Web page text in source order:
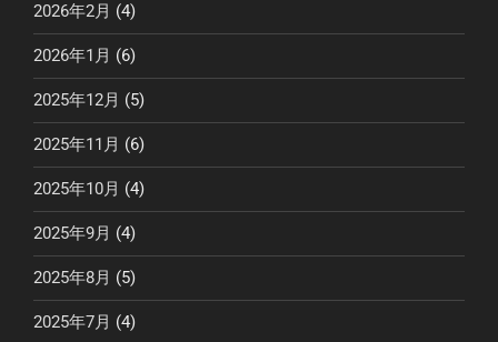
2026年2月 (4)
2026年1月 (6)
2025年12月 (5)
2025年11月 (6)
2025年10月 (4)
2025年9月 (4)
2025年8月 (5)
2025年7月 (4)